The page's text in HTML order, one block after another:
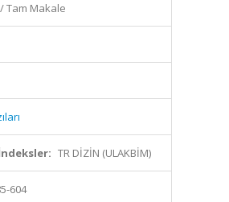
Tam Makale
TR DİZİN (ULAKBİM)
604